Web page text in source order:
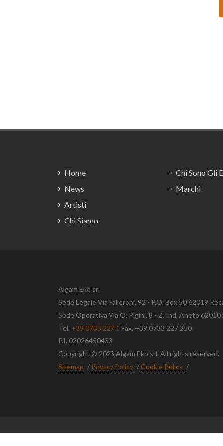
Home
News
Artisti
Chi Siamo
Chi Sono Gli
Marchi
Algam Eko srl
Sede Legale Via Falleroni, 92 - P.O. Box 50 62019
Sede Operativa Via O. Pigini, 8 - Z. Ind. Aneto
Tel. +39 0733 227 1 Fax. +39 0733 227 250
P.I. 02026450433
Copyright © 2023 Algam Eko srl. All rights reserved.
Sitemap / Privacy Policy / Cookie Policy /